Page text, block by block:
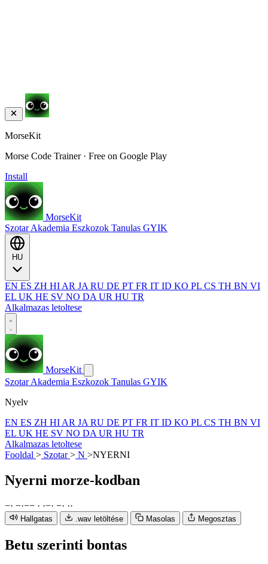
MorseKit
Morse Code Trainer · Free on Google Play
Install
MorseKit
SzotarAkademia Eszkozok Tanulas GYIK
EN ES ZH HI AR JA RU DE PT FR IT ID KO PL CS TH BN VI
EL UK HE SV NO DA UR HU TR
Alkalmazas letoltese
MorseKit
SzotarAkademia Eszkozok Tanulas GYIK
Nyelv
EN ES ZH HI AR JA RU DE PT FR IT ID KO PL CS TH BN VI
EL UK HE SV NO DA UR HU TR
Alkalmazas letoltese
Fooldal > Szotar> N >NYERNI
Nyerni morze-kodban
−· −·−− · ·−· −· ··
Hallgatas .wav letöltése Masolas Megosztas
Betu szerinti bontas